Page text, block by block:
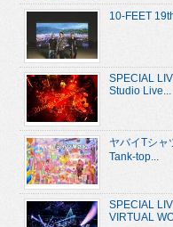
10-FEET
SPECIAL
Studio Live...
ヤバイTシャ
Tank-top...
SPECIAL
VIRTUAL